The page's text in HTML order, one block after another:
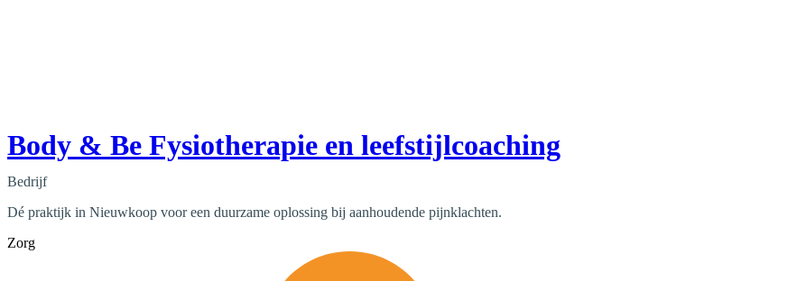
Body & Be Fysiotherapie en leefstijlcoaching
Bedrijf
Dé praktijk in Nieuwkoop voor een duurzame oplossing bij aanhoudende pijnklachten.
Zorg